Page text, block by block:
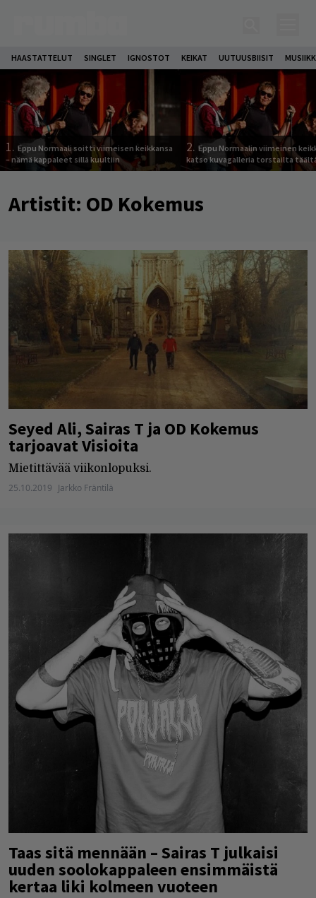
HAASTATTELUT SINGLET IGNOSTOT KEIKAT UUTUUSBIISIT
1. Eppu Normaali soitti viimeisen keikkansa
– nämä kappaleet sillä kuultiin
2. Eppu Normaalin viimeinen
katso kuvagalleria torstailta
Artistit: OD Kokemus
Seyed Ali, Sairas T ja OD Kokemus
tarjoavat Visioita
Mietittävää viikonlopuksi.
25.10.2019 Jarkko Fräntilä
Taas sitä mennään – Sairas T julkaisi
uuden soolokappaleen ensimmäistä
kertaa liki kolmeen vuoteen